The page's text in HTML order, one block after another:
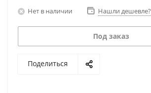
Нет в наличии Нашли дешевле?
Под заказ
Поделиться